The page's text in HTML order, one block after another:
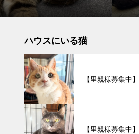
ハウスにいる猫
【里親様募集中
【里親様募集中